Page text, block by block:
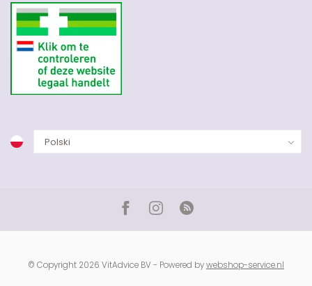
© Copyright 2026 VitAdvice BV - Powered bywebshop-service.nl